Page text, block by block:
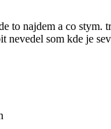
to najdem a co stym.
som kde je